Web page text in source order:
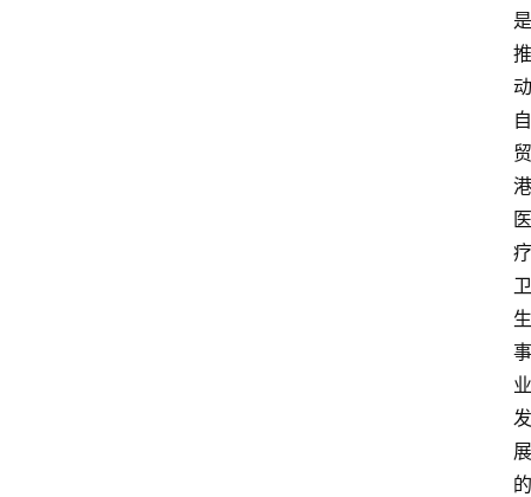
是
推
动
自
贸
港
医
疗
卫
生
事
业
发
展
的